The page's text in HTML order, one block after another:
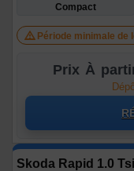
Compact
Période minimale de
Prix À
Skoda Rapid 1.0 Tsi